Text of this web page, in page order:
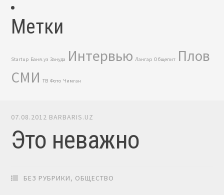
Метки
Startup Баня.уз Зануда Интервью Лангар Общепит Плов
СМИ ТВ Фото Чимган
07.08.2012 BARBARIS.UZ
Это неважно
БЕЗ РУБРИКИ, ОБЩЕСТВО